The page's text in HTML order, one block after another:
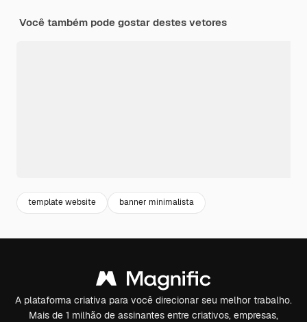
Você também pode gostar destes vetores
template website banner minimalista
A plataforma criativa para você direcionar seu melhor trabalho.
Mais de 1 milhão de assinantes entre criativos, empresas,